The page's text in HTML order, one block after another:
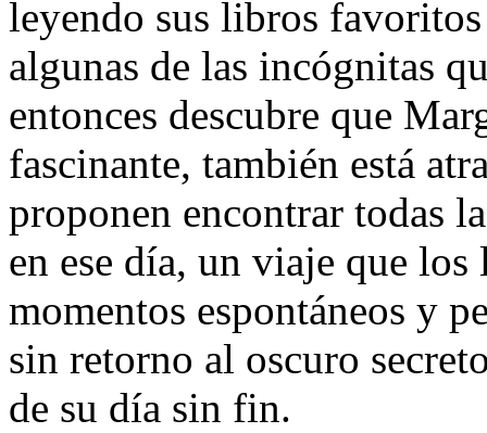
leyendo sus libros
algunas de las incógnitas
entonces descubre que
fascinante, también está
proponen encontrar todas
en ese día, un viaje que
momentos espontáneos y
sin retorno al oscuro
de su día sin fin.